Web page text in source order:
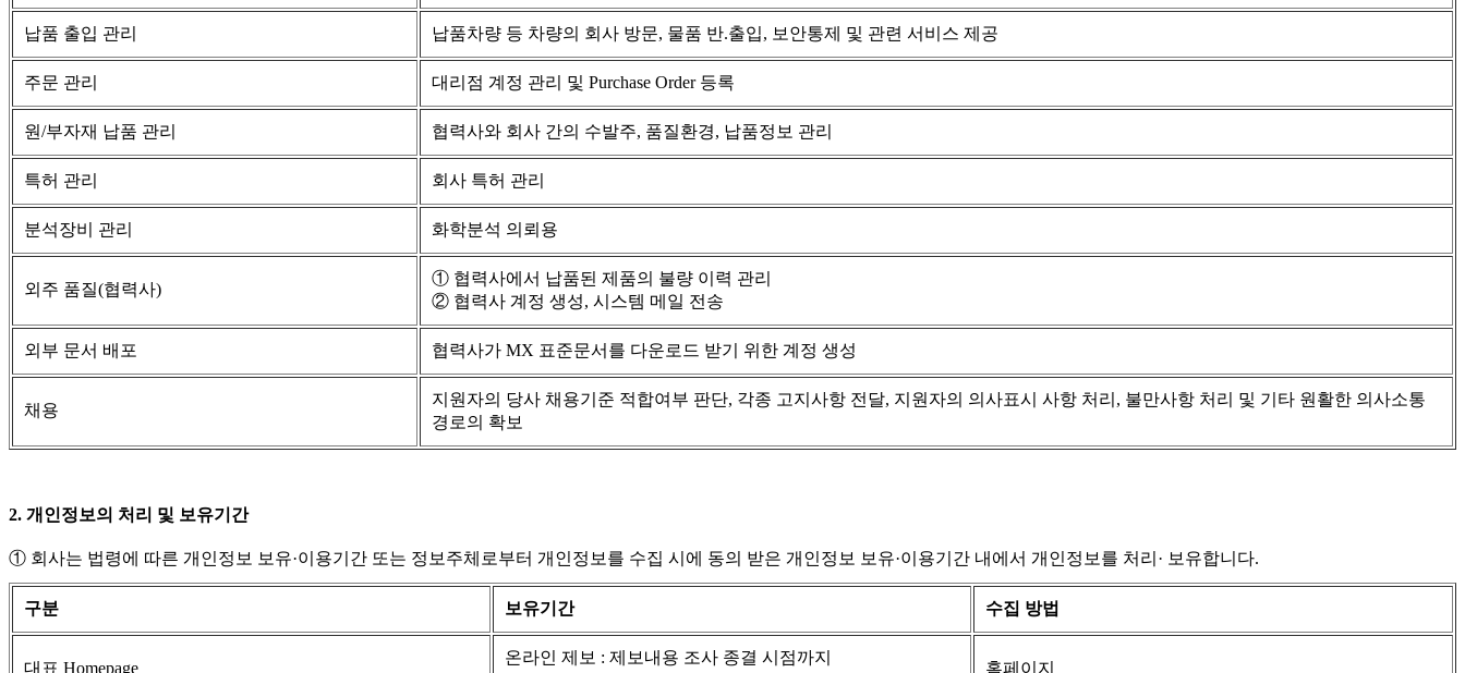
납품 출입 관리 납품차량 등 차량의 회사 방문, 물품 반.출입, 보안통제 및 관련 서비스 제공
주문 관리 대리점 계정 관리 및 Purchase Order 등록
원/부자재 납품 관리 협력사와 회사 간의 수발주, 품질환경, 납품정보 관리
특허 관리 회사 특허 관리
분석장비 관리 화학분석 의뢰용
외주 품질(협력사)
① 협력사에서 납품된 제품의 불량 이력 관리
② 협력사 계정 생성, 시스템 메일 전송
외부 문서 배포 협력사가 MX 표준문서를 다운로드 받기 위한 계정 생성
채용
지원자의 당사 채용기준 적합여부 판단, 각종 고지사항 전달, 지원자의 의사표시 사항 처리, 불만사항 처리 및 기타 원활한 의사소통
경로의 확보
2. 개인정보의 처리 및 보유기간
① 회사는 법령에 따른 개인정보 보유·이용기간 또는 정보주체로부터 개인정보를 수집 시에 동의 받은 개인정보 보유·이용기간 내에서 개인정보를 처리· 보유합니다.
구분 보유기간 수집 방법
대표 Homepage
온라인 제보 : 제보내용 조사 종결 시점까지
홈페이지